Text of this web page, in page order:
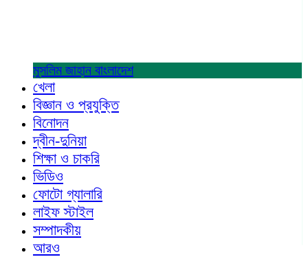
মুসলিম জাহান বাংলাদেশ
খেলা
বিজ্ঞান ও প্রযুক্তি
বিনোদন
দ্বীন-দুনিয়া
শিক্ষা ও চাকরি
ভিডিও
ফোটো গ্যালারি
লাইফ স্টাইল
সম্পাদকীয়
আরও